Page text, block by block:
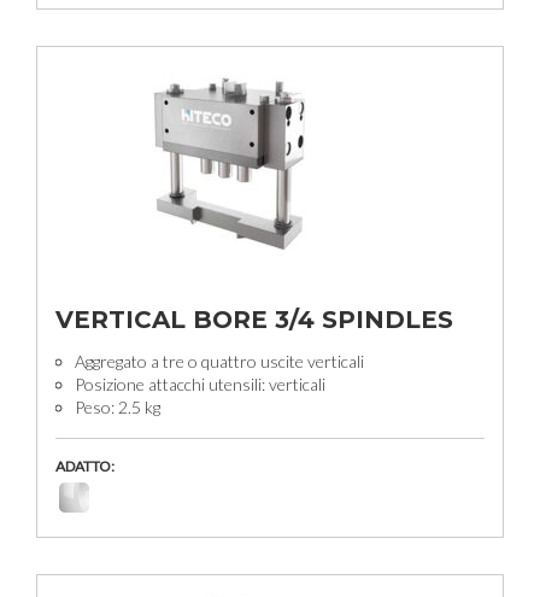
VERTICAL BORE 3/4 SPINDLES
Aggregato a tre o quattro uscite verticali
Posizione attacchi utensili: verticali
Peso: 2.5 kg
ADATTO: